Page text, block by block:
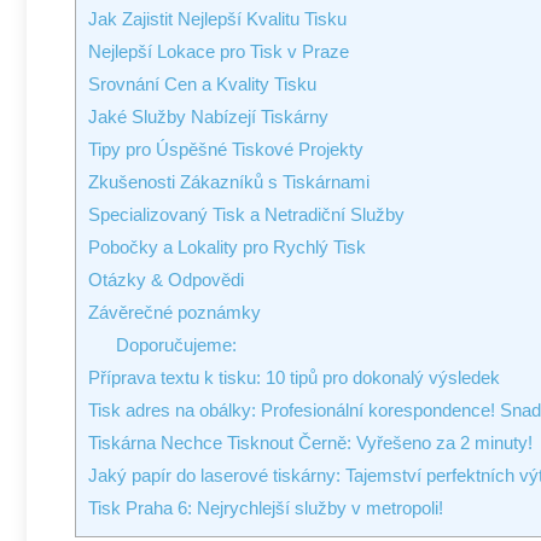
Jak Zajistit ⁣Nejlepší Kvalitu Tisku
Nejlepší Lokace pro Tisk v Praze
Srovnání Cen ‌a Kvality Tisku
Jaké Služby Nabízejí Tiskárny
Tipy pro Úspěšné Tiskové Projekty
Zkušenosti ​Zákazníků s Tiskárnami
Specializovaný Tisk a Netradiční Služby
Pobočky a Lokality pro Rychlý Tisk
Otázky & Odpovědi
Závěrečné poznámky
Doporučujeme:
Příprava textu k tisku: 10 tipů pro dokonalý výsledek
Tisk adres na obálky: Profesionální korespondence!
Tiskárna Nechce Tisknout Černě: Vyřešeno za 2 minuty!
Jaký papír do laserové tiskárny: Tajemství perfektních
Tisk Praha 6: Nejrychlejší služby v metropoli!